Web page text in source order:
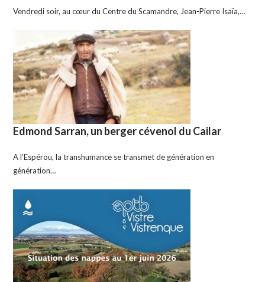
Vendredi soir, au cœur du Centre du Scamandre, Jean-Pierre Isaïa,…
Edmond Sarran, un berger cévenol du Cailar
A l’Espérou, la transhumance se transmet de génération en
génération…